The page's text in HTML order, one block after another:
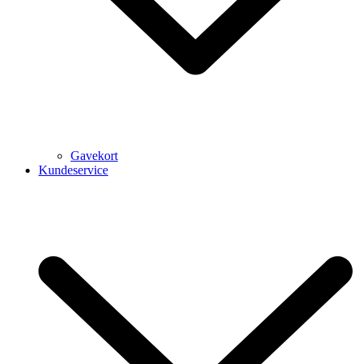
Gavekort
Kundeservice